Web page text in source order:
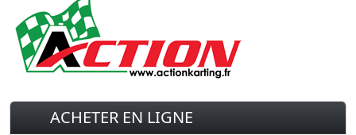
ACHETER EN LIGNE